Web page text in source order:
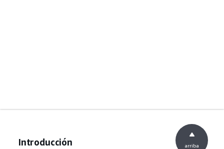
Introducción arriba